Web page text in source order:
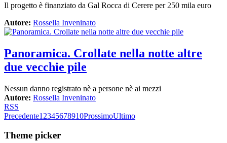
Il progetto è finanziato da Gal Rocca di Cerere per 250 mila euro
Autore: Rossella Inveninato
Panoramica. Crollate nella notte altre
due vecchie pile
Nessun danno registrato nè a persone nè ai mezzi
Autore: Rossella Inveninato
RSS
Precedente1 2345678910ProssimoUltimo
Theme picker